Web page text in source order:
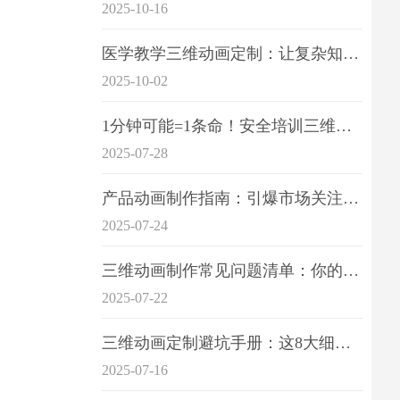
2025-10-16
医学教学三维动画定制：让复杂知识一目了
2025-10-02
1分钟可能=1条命！安全培训三维动画制作成本效益深度拆解
2025-07-28
产品动画制作指南：引爆市场关注的视觉引擎
2025-07-24
三维动画制作常见问题清单：你的项目是否踩中这6大技术雷区？
2025-07-22
三维动画定制避坑手册：这8大细节重点关注
2025-07-16